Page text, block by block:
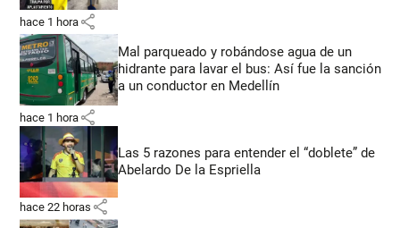
hace 1 hora share
Mal parqueado y robándose agua de un
hidrante para lavar el bus: Así fue la sanción
a un conductor en Medellín
hace 1 hora share
Las 5 razones para entender el “doblete” de
Abelardo De la Espriella
hace 22 horas share